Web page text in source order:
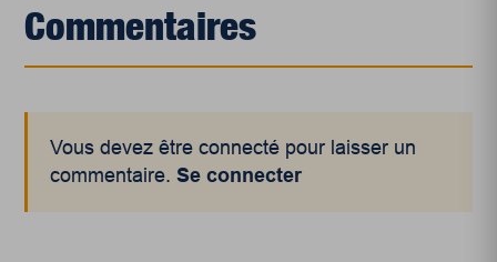
Commentaires
Vous devez être connecté pour laisser un
commentaire.Se connecter